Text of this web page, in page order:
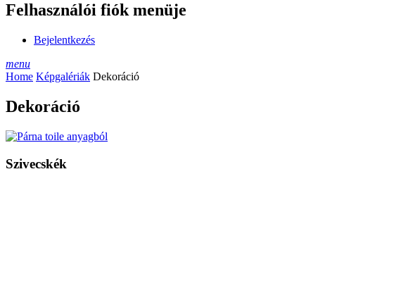
Felhasználói fiók menüje
Bejelentkezés
menu
Home Képgalériák Dekoráció
Dekoráció
Szivecskék